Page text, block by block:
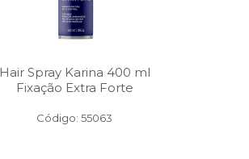
Hair Spray Karina 400 ml
Fixação Extra Forte
Código: 55063